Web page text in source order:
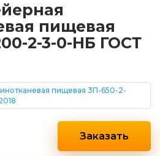
пищевая
2-3-0-НБ ГОСТ
Заказать